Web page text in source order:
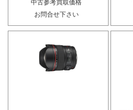
中古参考買取価格
お問合せ下さい